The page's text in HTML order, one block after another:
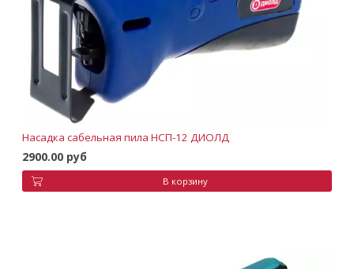
Насадка сабельная пила НСП-12 ДИОЛД
2900.00 руб
В корзину